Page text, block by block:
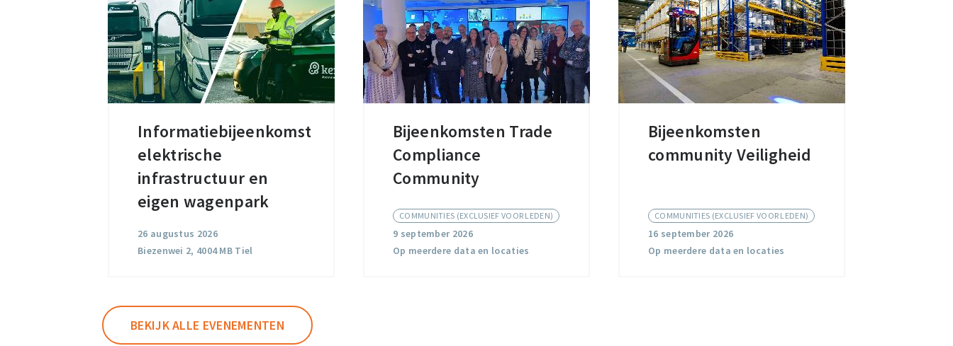
Informatiebijeenkomst
elektrische
infrastructuur en
eigen wagenpark
26 augustus 2026
Biezenwei 2, 4004 MB Tiel
Informatiebijeenkomst
elektrische
infrastructuur
en
wagenpark
Bijeenkomsten Trade
Compliance
Community
COMMUNITIES (EXCLUSIEF VOOR LEDEN)
9 september 2026
Op meerdere data en locaties
Bijeenkomsten
Trade
Compliance
Bijeenkomsten
community Veiligheid
COMMUNITIES (EXCLUSIEF VOOR LEDEN)
16 september 2026
Op meerdere data en locaties
Bijeenkomsten
community
BEKIJK ALLE EVENEMENTEN